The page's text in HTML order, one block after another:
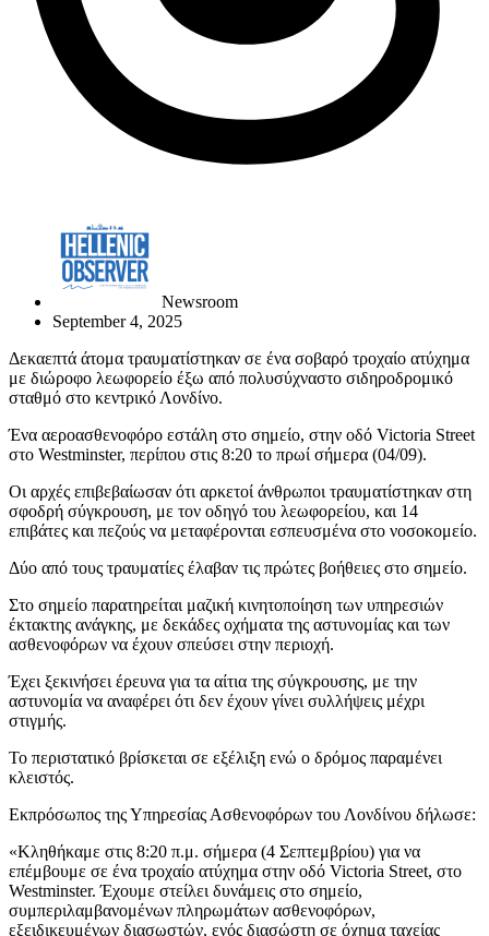
Newsroom
September 4, 2025
Δεκαεπτά άτομα τραυματίστηκαν σε ένα σοβαρό τροχαίο ατύχημα
με διώροφο λεωφορείο έξω από πολυσύχναστο σιδηροδρομικό
σταθμό στο κεντρικό Λονδίνο.
Ένα αεροασθενοφόρο εστάλη στο σημείο, στην οδό Victoria Street
στο Westminster, περίπου στις 8:20 το πρωί σήμερα (04/09).
Οι αρχές επιβεβαίωσαν ότι αρκετοί άνθρωποι τραυματίστηκαν στη
σφοδρή σύγκρουση, με τον οδηγό του λεωφορείου, και 14
επιβάτες και πεζούς να μεταφέρονται εσπευσμένα στο νοσοκομείο.
Δύο από τους τραυματίες έλαβαν τις πρώτες βοήθειες στο σημείο.
Στο σημείο παρατηρείται μαζική κινητοποίηση των υπηρεσιών
έκτακτης ανάγκης, με δεκάδες οχήματα της αστυνομίας και των
ασθενοφόρων να έχουν σπεύσει στην περιοχή.
Έχει ξεκινήσει έρευνα για τα αίτια της σύγκρουσης, με την
αστυνομία να αναφέρει ότι δεν έχουν γίνει συλλήψεις μέχρι
στιγμής.
Το περιστατικό βρίσκεται σε εξέλιξη ενώ ο δρόμος παραμένει
κλειστός.
Εκπρόσωπος της Υπηρεσίας Ασθενοφόρων του Λονδίνου δήλωσε:
«Κληθήκαμε στις 8:20 π.μ. σήμερα (4 Σεπτεμβρίου) για να
επέμβουμε σε ένα τροχαίο ατύχημα στην οδό Victoria Street, στο
Westminster. Έχουμε στείλει δυνάμεις στο σημείο,
συμπεριλαμβανομένων πληρωμάτων ασθενοφόρων,
εξειδικευμένων διασωστών, ενός διασώστη σε όχημα ταχείας